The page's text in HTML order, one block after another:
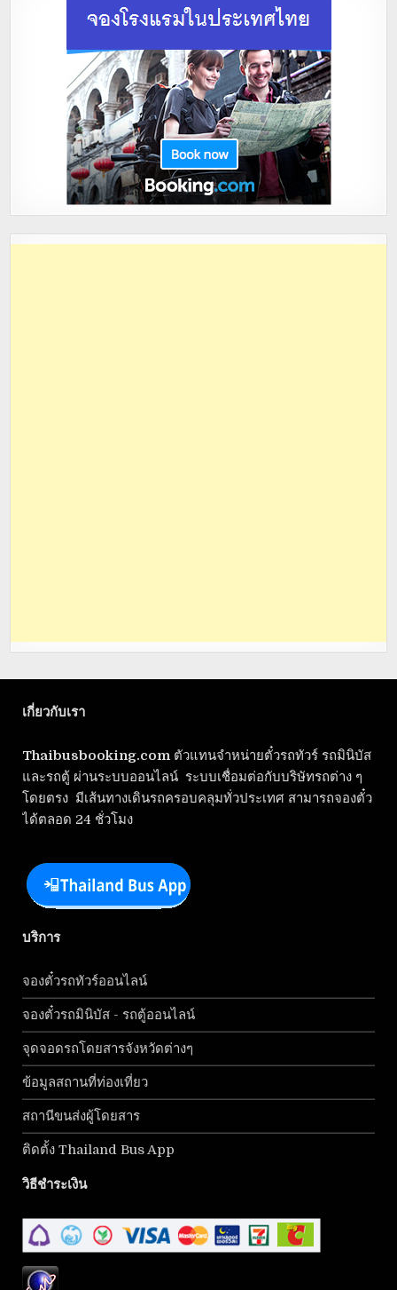
เกี่ยวกับเรา
Thaibusbooking.com ตัวแทนจำหน่ายตั๋วรถทัวร์ รถมินิบัส
และรถตู้ ผ่านระบบออนไลน์ ระบบเชื่อมต่อกับบริษัทรถต่าง ๆ
โดยตรง มีเส้นทางเดินรถครอบคลุมทั่วประเทศ สามารถจองตั๋ว
ได้ตลอด 24 ชั่วโมง
บริการ
จองตั๋วรถทัวร์ออนไลน์
จองตั๋วรถมินิบัส - รถตู้ออนไลน์
จุดจอดรถโดยสารจังหวัดต่างๆ
ข้อมูลสถานที่ท่องเที่ยว
สถานีขนส่งผู้โดยสาร
ติดตั้ง Thailand Bus App
วิธีชำระเงิน